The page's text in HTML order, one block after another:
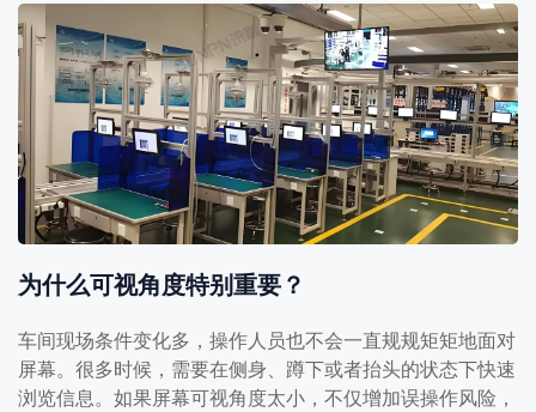
为什么可视角度特别重要？
车间现场条件变化多，操作人员也不会一直规规矩矩地面对
屏幕。很多时候，需要在侧身、蹲下或者抬头的状态下快速
浏览信息。如果屏幕可视角度太小，不仅增加误操作风险，